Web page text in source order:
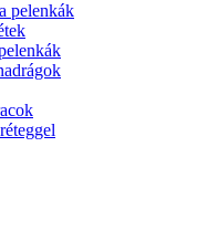
pelenkák